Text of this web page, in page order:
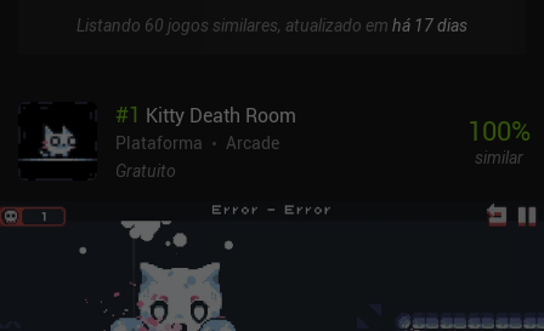
Listando 60 jogos similares, atualizado em há 17 dias
#1 Kitty Death Room
Plataforma
Arcade
Gratuito
100%
similar